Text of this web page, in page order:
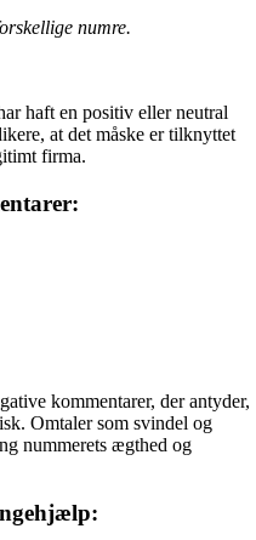
numre.
haft en positiv eller neutral
at det måske er tilknyttet
firma.
kommentarer, der antyder,
Omtaler som svindel og
nummerets ægthed og